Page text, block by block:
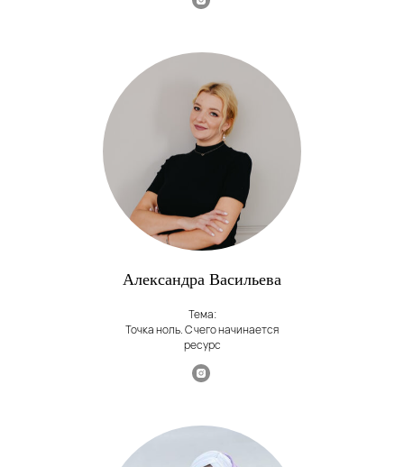
Александра Васильева
Тема:
Точка ноль. С чего начинается
ресурс